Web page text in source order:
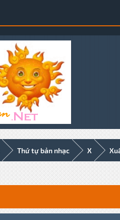
Thứ tự bản nhạc X